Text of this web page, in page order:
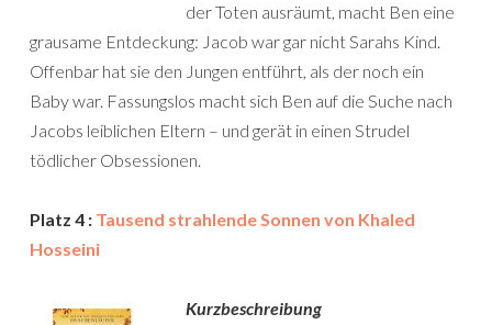
der Toten ausräumt, macht Ben eine
grausame Entdeckung: Jacob war gar nicht Sarahs Kind.
Offenbar hat sie den Jungen entführt, als der noch ein
Baby war. Fassungslos macht sich Ben auf die Suche nach
Jacobs leiblichen Eltern – und gerät in einen Strudel
tödlicher Obsessionen.
Platz 4 : Tausend strahlende Sonnen von Khaled
Hosseini
Kurzbeschreibung